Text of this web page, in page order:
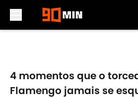
4 momentos que o
Flamengo jamais se